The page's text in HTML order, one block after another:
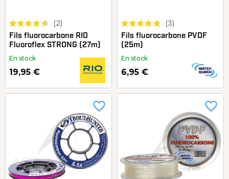
(2)
Fils fluorocarbone RIO
Fluoroflex STRONG (27m)
En stock
19,95 €
(3)
Fils fluorocarbone PVDF
(25m)
En stock
6,95 €
favorite_border favorite_border